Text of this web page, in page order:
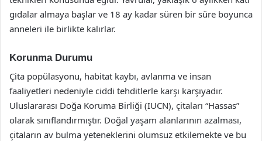
gıdalar almaya başlar ve 18 ay kadar süren bir süre boyunca
anneleri ile birlikte kalırlar.
Korunma Durumu
Çita popülasyonu, habitat kaybı, avlanma ve insan
faaliyetleri nedeniyle ciddi tehditlerle karşı karşıyadır.
Uluslararası Doğa Koruma Birliği (IUCN), çitaları “Hassas”
olarak sınıflandırmıştır. Doğal yaşam alanlarının azalması,
çitaların av bulma yeteneklerini olumsuz etkilemekte ve bu